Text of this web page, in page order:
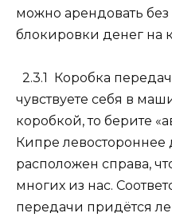
можно арендовать без
блокировки денег на
2.3.1 Коробка
чувствуете себя в
коробкой, то берите
Кипре левостороннее
расположен справа,
многих из нас.
передачи придётся